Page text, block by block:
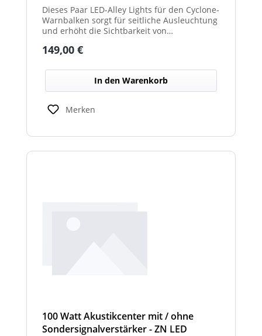
Dieses Paar LED-Alley Lights für den Cyclone-
Warnbalken sorgt für seitliche Ausleuchtung
und erhöht die Sichtbarkeit von
Regulärer Preis:
149,00 €
In den Warenkorb
Merken
100 Watt Akustikcenter mit / ohne
Sondersignalverstärker - ZN LED